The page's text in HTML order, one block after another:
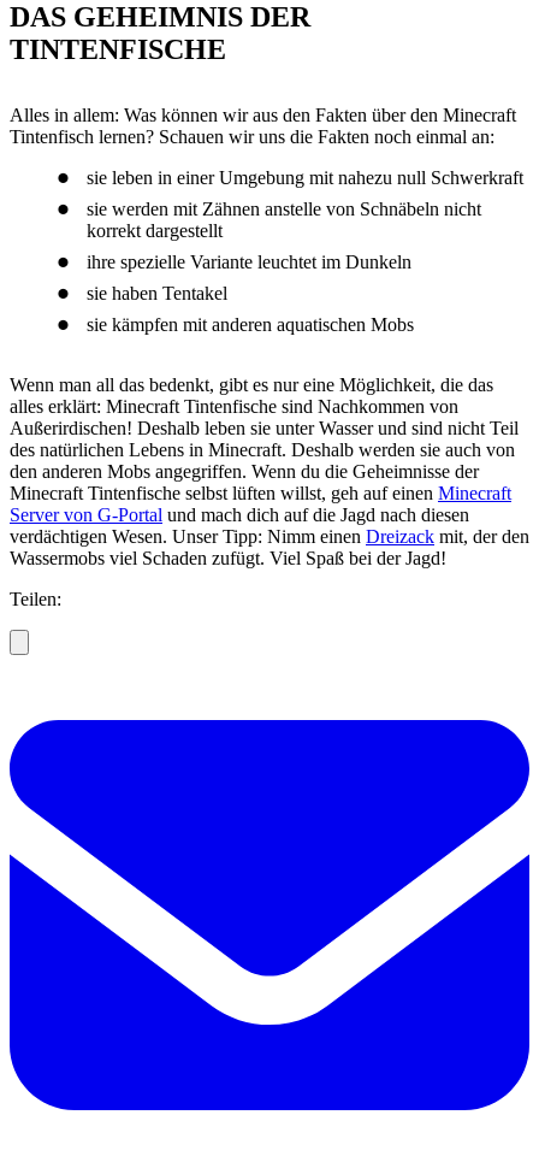
DAS GEHEIMNIS DER
TINTENFISCHE
Alles in allem: Was können wir aus den Fakten über den Minecraft
Tintenfisch lernen? Schauen wir uns die Fakten noch einmal an:
sie leben in einer Umgebung mit nahezu null Schwerkraft
sie werden mit Zähnen anstelle von Schnäbeln nicht
korrekt dargestellt
ihre spezielle Variante leuchtet im Dunkeln
sie haben Tentakel
sie kämpfen mit anderen aquatischen Mobs
Wenn man all das bedenkt, gibt es nur eine Möglichkeit, die das
alles erklärt: Minecraft Tintenfische sind Nachkommen von
Außerirdischen! Deshalb leben sie unter Wasser und sind nicht Teil
des natürlichen Lebens in Minecraft. Deshalb werden sie auch von
den anderen Mobs angegriffen. Wenn du die Geheimnisse der
Minecraft Tintenfische selbst lüften willst, geh auf einen Minecraft
Server von G-Portal und mach dich auf die Jagd nach diesen
verdächtigen Wesen. Unser Tipp: Nimm einen Dreizack mit, der den
Wassermobs viel Schaden zufügt. Viel Spaß bei der Jagd!
Teilen: